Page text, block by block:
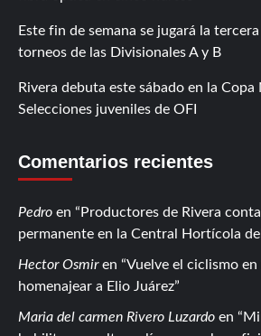
Este fin de semana se jugará la
torneos de las Divisionales A y B
Rivera debuta este sábado en la Copa
Selecciones juveniles de OFI
Comentarios recientes
Pedro en
Productores de Rivera
permanente en la Central Hortícola
Hector Osmiren
Vuelve el ciclismo
homenajear a Elio Juárez
Maria del carmen Rivero Luzardo en